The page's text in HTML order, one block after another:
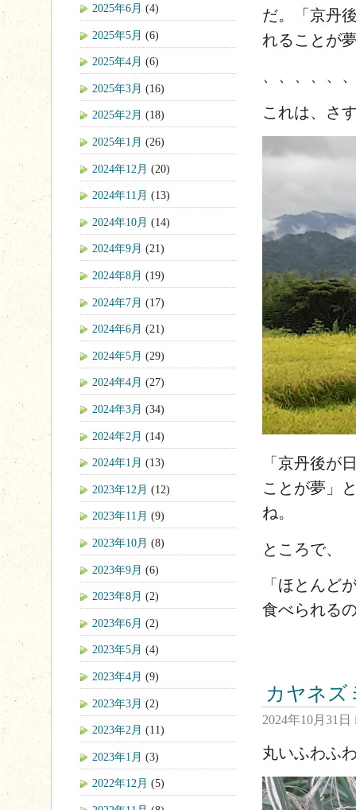
だ。「京丹
れることが
、、、、、
これは、さ
「京丹後が
ことが夢」
ね。
ところで、
「ほとんど
食べられる
カヤネズ
2024年10月31日
丸いふわふ
2025年6月 (4)
2025年5月 (6)
2025年4月 (6)
2025年3月 (16)
2025年2月 (18)
2025年1月 (26)
2024年12月 (20)
2024年11月 (13)
2024年10月 (14)
2024年9月 (21)
2024年8月 (19)
2024年7月 (17)
2024年6月 (21)
2024年5月 (29)
2024年4月 (27)
2024年3月 (34)
2024年2月 (14)
2024年1月 (13)
2023年12月 (12)
2023年11月 (9)
2023年10月 (8)
2023年9月 (6)
2023年8月 (2)
2023年6月 (2)
2023年5月 (4)
2023年4月 (9)
2023年3月 (2)
2023年2月 (11)
2023年1月 (3)
2022年12月 (5)